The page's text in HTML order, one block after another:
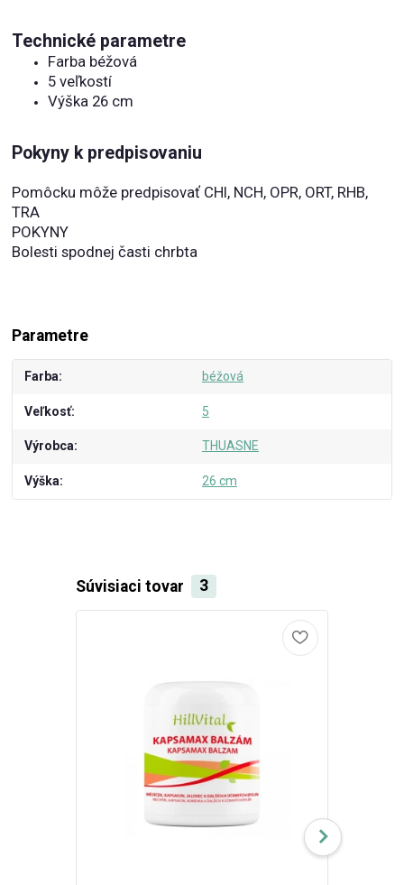
Technické parametre
Farba béžová
5 veľkostí
Výška 26 cm
Pokyny k predpisovaniu
Pomôcku môže predpisovať CHI, NCH, OPR, ORT, RHB,
TRA
POKYNY
Bolesti spodnej časti chrbta
Parametre
Farba béžová
Veľkosť 5
Výrobca THUASNE
Výška 26 cm
Súvisiaci tovar 3